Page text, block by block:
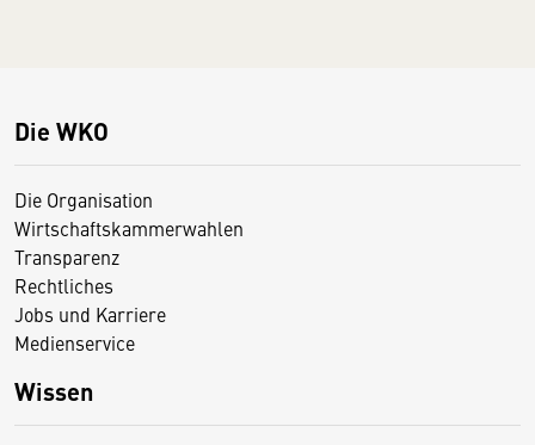
Die WKO
Die Organisation
Wirtschaftskammerwahlen
Transparenz
Rechtliches
Jobs und Karriere
Medienservice
Wissen